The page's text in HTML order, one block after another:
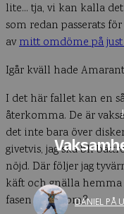
DANIEL PÅ
lite… tja, vi kan kalla
som redan passerats
avmitt omdöme på
Igår kväll hade
I det här fallet kan en
återkomma. De är
det inte bara över
givetvis, jag ska bli
nöjd. Där följer jag
käft och gnälla
fasen är det om?